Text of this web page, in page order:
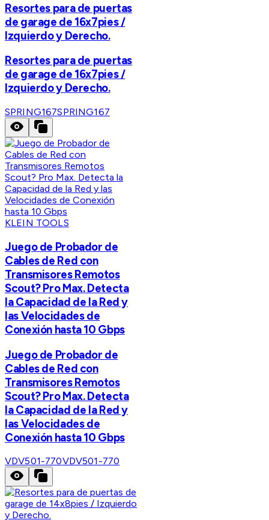
Resortes para de puertas
de garage de 16x7pies /
Izquierdo y Derecho.
Resortes para de puertas
de garage de 16x7pies /
Izquierdo y Derecho.
SPRING167SPRING167
KLEIN TOOLS
Juego de Probador de
Cables de Red con
Transmisores Remotos
Scout? Pro Max. Detecta
la Capacidad de la Red y
las Velocidades de
Conexión hasta 10 Gbps
Juego de Probador de
Cables de Red con
Transmisores Remotos
Scout? Pro Max. Detecta
la Capacidad de la Red y
las Velocidades de
Conexión hasta 10 Gbps
VDV501-770VDV501-770